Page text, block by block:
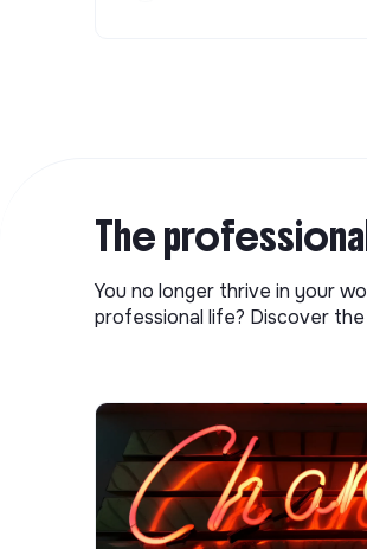
The
You no longer thrive in your
professional life? Discover